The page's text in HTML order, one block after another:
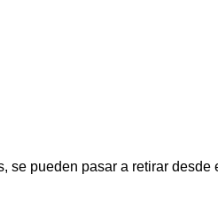
se pueden pasar a retirar